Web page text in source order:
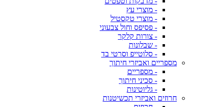
- מוצרי עץ
- מוצרי טקסטיל
- פסיפס וחול צבעוני
- צורות קלקר
- שבלונות
- סלוטייפ וסרטי בד
מספריים ואביזרי חיתוך
- מספריים
- סכיני חיתוך
- גליוטינות
חרוזים ואביזרי תכשיטנות